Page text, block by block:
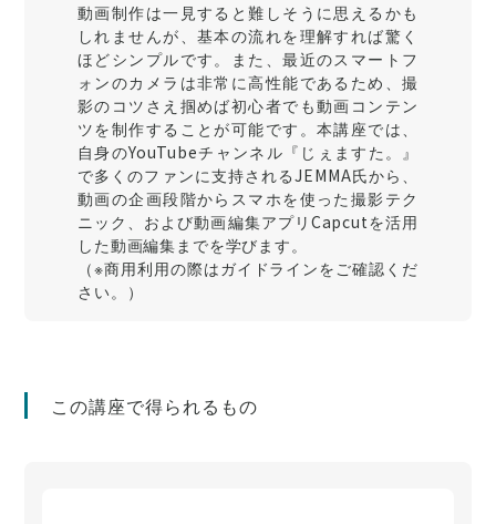
動画制作は一見すると難しそうに思えるかも
しれませんが、基本の流れを理解すれば驚く
ほどシンプルです。また、最近のスマートフ
ォンのカメラは非常に高性能であるため、撮
影のコツさえ掴めば初心者でも動画コンテン
ツを制作することが可能です。本講座では、
自身のYouTubeチャンネル『じぇますた。』
で多くのファンに支持されるJEMMA氏から、
動画の企画段階からスマホを使った撮影テク
ニック、および動画編集アプリCapcutを活用
した動画編集までを学びます。
（※商用利用の際はガイドラインをご確認くだ
さい。）
この講座で得られるもの